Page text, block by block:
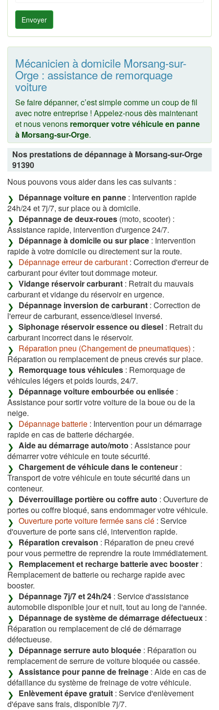
Envoyer
Mécanicien à domicile Morsang-sur-
Orge : assistance de remorquage
voiture
Se faire dépanner, c’est simple comme un coup de fil
avec notre entreprise ! Appelez-nous dès maintenant
et nous venons remorquer votre véhicule en panne
à Morsang-sur-Orge.
Nos prestations de dépannage à Morsang-sur-Orge
91390
Nous pouvons vous aider dans les cas suivants :
Dépannage voiture en panne : Intervention rapide
24h/24 et 7j/7, sur place ou à domicile.
Dépannage de deux-roues (moto, scooter) :
Assistance rapide, intervention d'urgence 24/7.
Dépannage à domicile ou sur place : Intervention
rapide à votre domicile ou directement sur la route.
Dépannage erreur de carburant : Correction d'erreur de
carburant pour éviter tout dommage moteur.
Vidange réservoir carburant : Retrait du mauvais
carburant et vidange du réservoir en urgence.
Dépannage inversion de carburant : Correction de
l'erreur de carburant, essence/diesel inversé.
Siphonage réservoir essence ou diesel : Retrait du
carburant incorrect dans le réservoir.
Réparation pneu (Changement de pneumatiques) :
Réparation ou remplacement de pneus crevés sur place.
Remorquage tous véhicules : Remorquage de
véhicules légers et poids lourds, 24/7.
Dépannage voiture embourbée ou enlisée :
Assistance pour sortir votre voiture de la boue ou de la
neige.
Dépannage batterie : Intervention pour un démarrage
rapide en cas de batterie déchargée.
Aide au démarrage auto/moto : Assistance pour
démarrer votre véhicule en toute sécurité.
Chargement de véhicule dans le conteneur :
Transport de votre véhicule en toute sécurité dans un
conteneur.
Déverrouillage portière ou coffre auto : Ouverture de
portes ou coffre bloqué, sans endommager votre véhicule.
Ouverture porte voiture fermée sans clé : Service
d'ouverture de porte sans clé, intervention rapide.
Réparation crevaison : Réparation de pneu crevé
pour vous permettre de reprendre la route immédiatement.
Remplacement et recharge batterie avec booster :
Remplacement de batterie ou recharge rapide avec
booster.
Dépannage 7j/7 et 24h/24 : Service d'assistance
automobile disponible jour et nuit, tout au long de l'année.
Dépannage de système de démarrage défectueux :
Réparation ou remplacement de clé de démarrage
défectueuse.
Dépannage serrure auto bloquée : Réparation ou
remplacement de serrure de voiture bloquée ou cassée.
Assistance pour panne de freinage : Aide en cas de
défaillance du système de freinage de votre véhicule.
Enlèvement épave gratuit : Service d'enlèvement
d'épave sans frais, disponible 7j/7.